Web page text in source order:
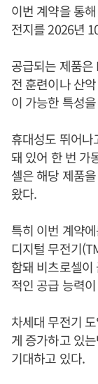
이번 계약을 통
전지를 2026년
공급되는 제품
전 훈련이나 산
이 가능한 특성
휴대성도 뛰어
돼 있어 한 번 가
셀은 해당 제품
왔다.
특히 이번 계약
디지털 무전기
함돼 비츠로셀이
적인 공급 능력
차세대 무전기
게 증가하고 있
기대하고 있다.